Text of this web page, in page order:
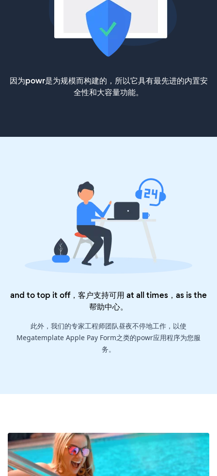
因为powr是为规模而构建的，所以它具有最先进的内置安
全性和大容量功能。
and to top it off，客户支持可用 at all times，as is the
帮助中心。
此外，我们的专家工程师团队昼夜不停地工作，以使
Megatemplate Apple Pay Form之类的powr应用程序为您服
务。